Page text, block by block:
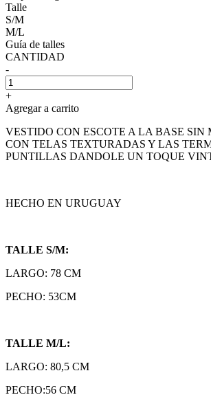
Talle
S/M
M/L
Guía de talles
CANTIDAD
-
+
Agregar a carrito
VESTIDO CON ESCOTE A LA BASE SIN
CON TELAS TEXTURADAS Y LAS
PUNTILLAS DANDOLE UN TOQUE
HECHO EN URUGUAY
TALLE S/M:
LARGO: 78 CM
PECHO: 53CM
TALLE M/L:
LARGO: 80,5 CM
PECHO:56 CM